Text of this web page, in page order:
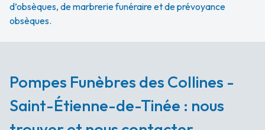
d’obsèques, de marbrerie funéraire et de prévoyance
obsèques.
Pompes Funèbres des Collines -
Saint-Étienne-de-Tinée : nous